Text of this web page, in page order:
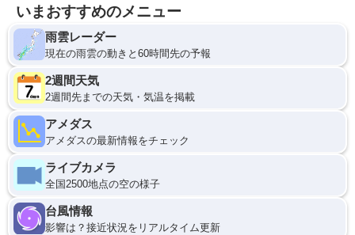
いまおすすめのメニュー
雨雲レーダー
現在の雨雲の動きと60時間先の予報
2週間天気
2週間先までの天気・気温を掲載
アメダス
アメダスの最新情報をチェック
ライブカメラ
全国2500地点の空の様子
台風情報
影響は？接近状況をリアルタイム更新